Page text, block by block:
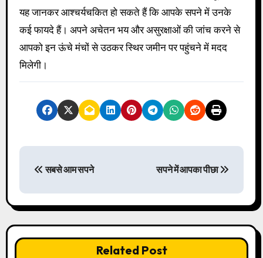
यह जानकर आश्चर्यचकित हो सकते हैं कि आपके सपने में उनके
कई फायदे हैं। अपने अचेतन भय और असुरक्षाओं की जांच करने से
आपको इन ऊंचे मंचों से उठकर स्थिर जमीन पर पहुंचने में मदद
मिलेगी।
P
s
t
सबसे आम सपने सपने में आपका पीछा
Related Post